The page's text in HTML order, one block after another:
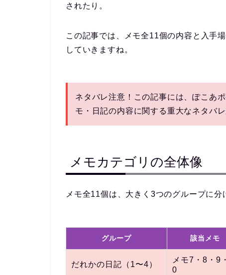
されたり。
この記事では、 メモ全11個の内容と入手
していきますね。
ネタバレ注意！ この記事には、ぽこあ
モ・日記の内容に関する重大なネタバ
メモカテゴリの全体像
メモ全11個は、大きく 3つのグループに分
グループ 該当メモ
だれかの日記（1〜4）
メモ7・8・9
0